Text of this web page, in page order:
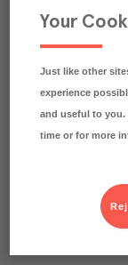
Your
Just like other
experience
and useful to you.
time or for more